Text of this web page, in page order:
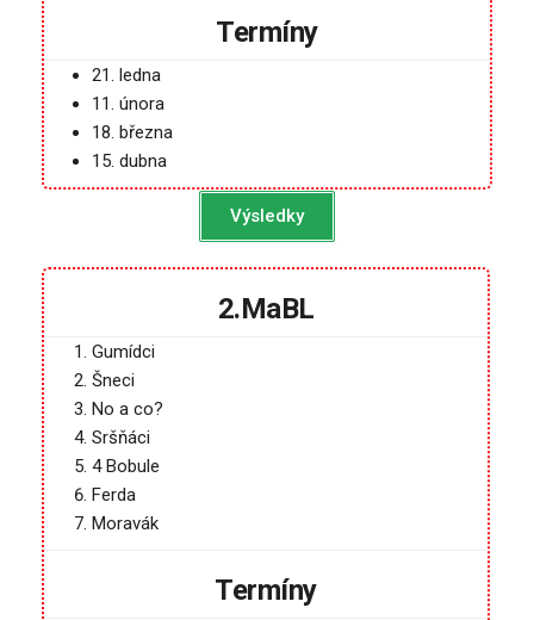
Termíny
21. ledna
11. února
18. března
15. dubna
Výsledky
2.MaBL
Gumídci
Šneci
No a co?
Sršňáci
4 Bobule
Ferda
Moravák
Termíny